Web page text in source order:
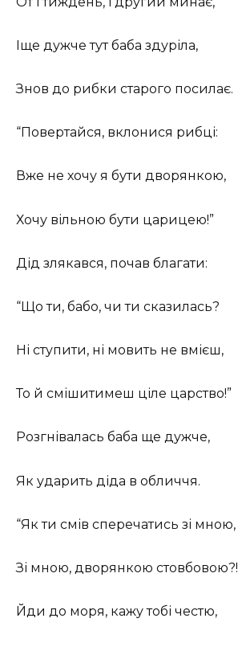
Іще дужче тут баба здуріла,
Знов до рибки старого посилає.
“Повертайся, вклонися рибці:
Вже не хочу я бути дворянкою,
Хочу вільною бути царицею!”
Дід злякався, почав благати:
“Що ти, бабо, чи ти сказилась?
Ні ступити, ні мовить не вмієш,
То й смішитимеш ціле царство!”
Розгнівалась баба ще дужче,
Як ударить діда в обличчя.
“Як ти смів сперечатись зі мною,
Зі мною, дворянкою стовбовою?!
Йди до моря, кажу тобі честю,